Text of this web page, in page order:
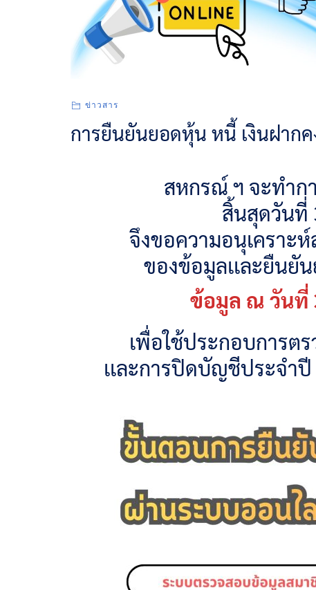
ข่าวสาร
การยืนยันยอดหุ้น หนี้ เงินฝาก
สหกรณ์ ฯ จะทำ
สิ้นสุดวันที่
จึงขอความอนุเคราะ
ของข้อมูลเเละยืนยั
ข้อมูล ณ วันที่
เพื่อใช้ประกอบการ
เเละการปิดบัญชีประจำ